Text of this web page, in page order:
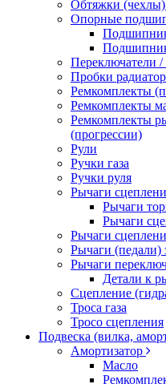
Обтяжки
Опорные
Переключатели
Пробки
Ремкомплекты
Ремкомплекты
Ремкомплекты
(прогрессии)
Рули
Ручки газа
Ручки руля
Рычаги
Рычаги
Рычаги
Рычаги
Рычаги (педали)
Рычаги
Детали к
Сцепление
Троса газа
Тросо сцепления
Подвеска (вилка,
Амортизатор
Масло